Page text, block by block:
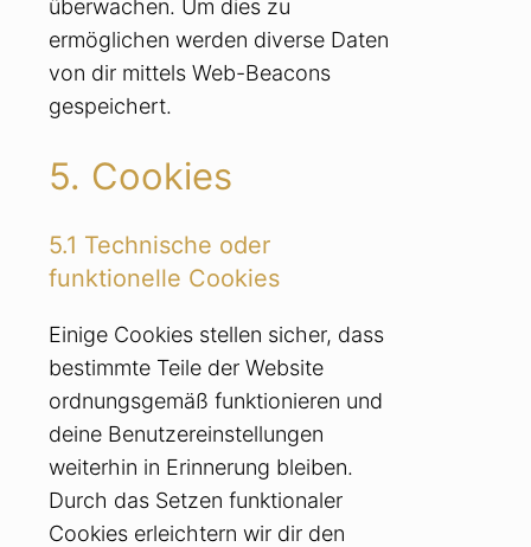
überwachen. Um dies zu
ermöglichen werden diverse Daten
von dir mittels Web-Beacons
gespeichert.
5. Cookies
5.1 Technische oder
funktionelle Cookies
Einige Cookies stellen sicher, dass
bestimmte Teile der Website
ordnungsgemäß funktionieren und
deine Benutzereinstellungen
weiterhin in Erinnerung bleiben.
Durch das Setzen funktionaler
Cookies erleichtern wir dir den